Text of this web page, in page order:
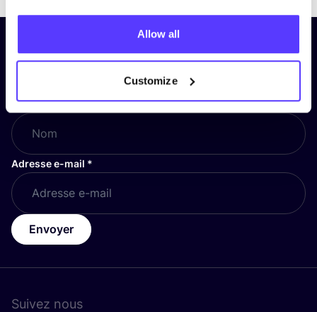
Allow all
Customize
Inscrivez-vous à notre lettre
d’information et restez informé !
Nom*
Adresse e-mail *
Envoyer
Suivez nous